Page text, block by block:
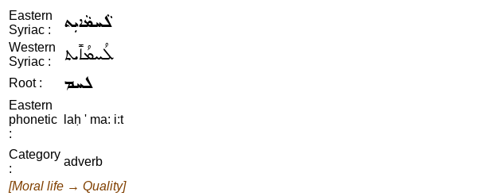
Eastern
Syriac :
ܠܵܚܡܵܐܝܼܬ
Western
Syriac :
ܠܳܚܡܳܐܺܝܬ
Root : ܠܚܡ
Eastern
phonetic
:
laḥ ' ma: i:t
Category
:
adverb
[Moral life → Quality]